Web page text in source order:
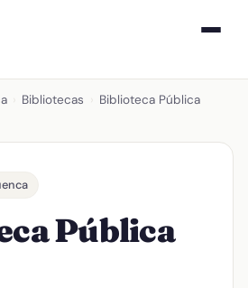
Bibliotecas Biblioteca Pública
Pública